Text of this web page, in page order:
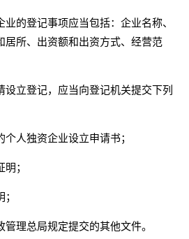
登记事项应当包括：企业名称、
居所、出资额和出资方式、经营范
登记，应当向登记机关提交下列
人独资企业设立申请书；
；
理总局规定提交的其他文件。